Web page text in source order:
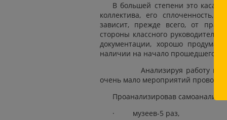
В большей степени это
коллектива, его сплоченность,
зависит, прежде всего, от
стороны классного
документации, хорошо
наличии на начало прошедшего
Анализируя работу
очень мало мероприятий
Проанализировав самоанализ
· музеев-5 раз,